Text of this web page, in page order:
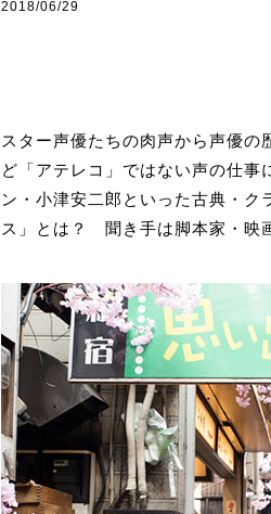
2018/06/29
スター声優たちの肉声から声優の
ど「アテレコ」ではない声の仕事
ン・小津安二郎といった古典・ク
ス」とは？ 聞き手は脚本家・映